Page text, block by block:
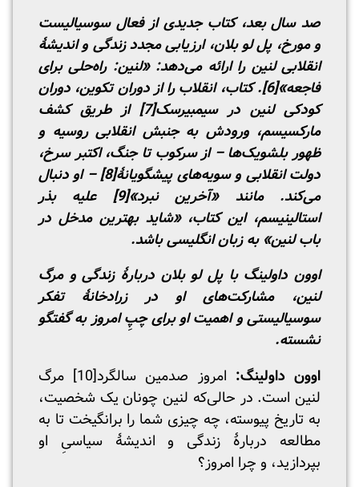
صد سال بعد، کتاب جدیدی از فعال سوسیالیست
و مورخ، پل لو بلان، ارزیابی مجدد زندگی و اندیشۀ
انقلابی لنین را ارائه می‌دهد: «لنین: راه‌حلی برای
فاجعه»[6] . کتاب، انقلاب را از دوران تکوین، دوران
کودکی لنین در سیمبیرسک[7]
از طریق کشف
مارکسیسم، ورودش به جنبش انقلابی روسیه و
ظهور بلشویک‌ها – از سرکوب تا جنگ، اکتبر سرخ،
دولت انقلابی و سویه‌های پیشگویانۀ[8] – او دنبال
می‌کند. مانند «آخرین نبرد»[9]
علیه بذر
استالینیسم، این کتاب، «شاید بهترین مدخل در
باب لنین» به زبان انگلیسی باشد.
اوون داولینگ با پل لو بلان دربارۀ زندگی و مرگ
لنین، مشارکت‌های او در زرادخانۀ تفکر
سوسیالیستی و اهمیت او برای چپِ امروز به گفتگو
نشسته.
اوون داولینگ: امروز صدمین سالگرد[10]
مرگ
لنین است. در حالی‌که لنین چونان یک شخصیت،
به تاریخ پیوسته، چه چیزی شما را برانگیخت تا به
مطالعه دربارۀ زندگی و اندیشۀ سیاسیِ او
بپردازید، و چرا امروز؟